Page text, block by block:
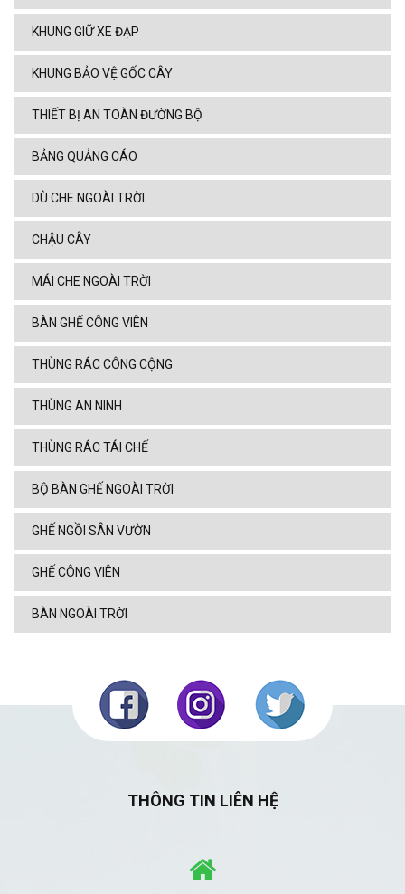
KHUNG GIỮ XE ĐẠP
KHUNG BẢO VỆ GỐC CÂY
THIẾT BỊ AN TOÀN ĐƯỜNG BỘ
BẢNG QUẢNG CÁO
DÙ CHE NGOÀI TRỜI
CHẬU CÂY
MÁI CHE NGOÀI TRỜI
BÀN GHẾ CÔNG VIÊN
THÙNG RÁC CÔNG CỘNG
THÙNG AN NINH
THÙNG RÁC TÁI CHẾ
BỘ BÀN GHẾ NGOÀI TRỜI
GHẾ NGỒI SÂN VƯỜN
GHẾ CÔNG VIÊN
BÀN NGOÀI TRỜI
THÔNG TIN LIÊN HỆ